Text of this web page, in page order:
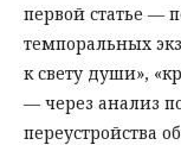
первой статье —
темпоральных
к свету души»,
— через анализ
переустройства